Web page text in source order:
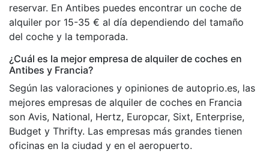
reservar. En Antibes puedes encontrar un coche de
alquiler por 15-35 € al día dependiendo del tamaño
del coche y la temporada.
¿Cuál es la mejor empresa de alquiler de coches en
Antibes y Francia?
Según las valoraciones y opiniones de autoprio.es, las
mejores empresas de alquiler de coches en Francia
son Avis, National, Hertz, Europcar, Sixt, Enterprise,
Budget y Thrifty. Las empresas más grandes tienen
oficinas en la ciudad y en el aeropuerto.